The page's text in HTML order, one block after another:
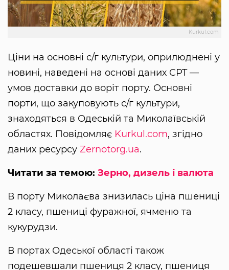
Kurkul.com
Ціни на основні с/г культури, оприлюднені у
новині, наведені на основі даних CPT —
умов доставки до воріт порту. Основні
порти, що закуповують с/г культури,
знаходяться в Одеській та Миколаївській
областях. Повідомляє Kurkul.com, згідно
даних ресурсу Zernotorg.ua.
Читати за темою: Зерно, дизель і валюта
В порту Миколаєва знизилась ціна пшениці
2 класу, пшениці фуражної, ячменю та
кукурудзи.
В портах Одеської області також
подешевшали пшениця 2 класу, пшениця